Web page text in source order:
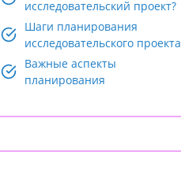
исследовательский проект?
Шаги планирования
исследовательского проекта
Важные аспекты
планирования